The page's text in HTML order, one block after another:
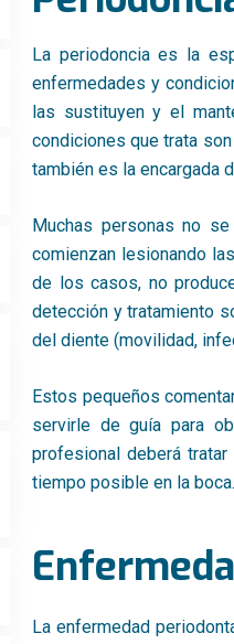
La periodoncia es la
enfermedades y
las sustituyen y el
condiciones que trata
también es la encargada
Muchas personas no
comienzan lesionando
de los casos, no
detección y tratamiento
del diente (movilidad,
Estos pequeños
servirle de guía para
profesional deberá
tiempo posible en la
La enfermedad